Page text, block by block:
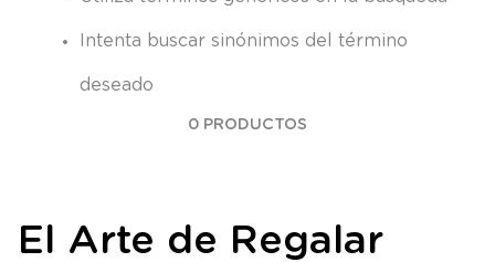
Intenta buscar sinónimos del término
deseado
0 PRODUCTOS
El Arte de Regalar